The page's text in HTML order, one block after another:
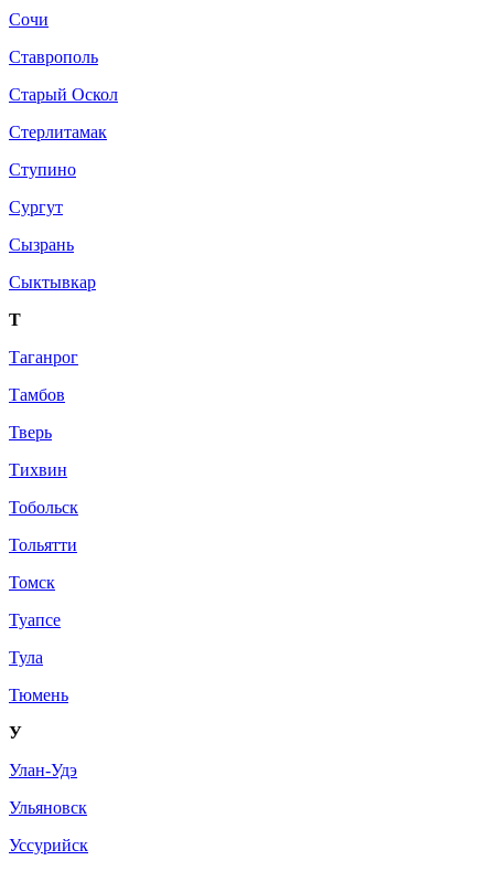
Сочи
Ставрополь
Старый Оскол
Стерлитамак
Ступино
Сургут
Сызрань
Сыктывкар
Т
Таганрог
Тамбов
Тверь
Тихвин
Тобольск
Тольятти
Томск
Туапсе
Тула
Тюмень
У
Улан-Удэ
Ульяновск
Уссурийск